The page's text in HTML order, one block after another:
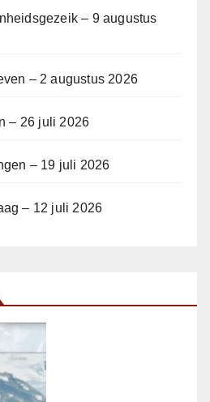
– 9 augustus
– 2 augustus 2026
– 26 juli 2026
– 19 juli 2026
– 12 juli 2026